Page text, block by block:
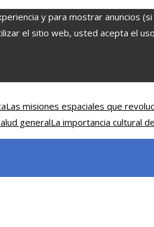
y para mostrar anuncios
el sitio web, usted acepta el
Las misiones espaciales que
generalLa importancia cultural